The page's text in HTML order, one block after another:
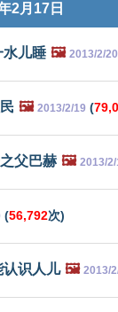
2月17日
水儿睡 🖼️ 2013/2/20
🖼️ 2013/2/19 (
父巴赫 🖼️ 2013/2/
(56,792次)
认识人儿 🖼️ 2013/